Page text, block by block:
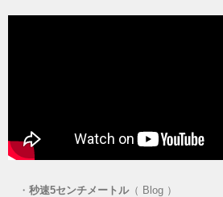
・ 秒速5センチメートル（ Blog ）